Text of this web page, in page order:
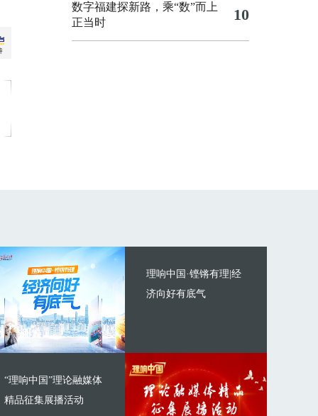
数字福建探新路，乘“数”而上
正当时
10
理响中国·铿锵有理|经
济向好有底气
“理响中国”理论融媒体
精品征集展播活动